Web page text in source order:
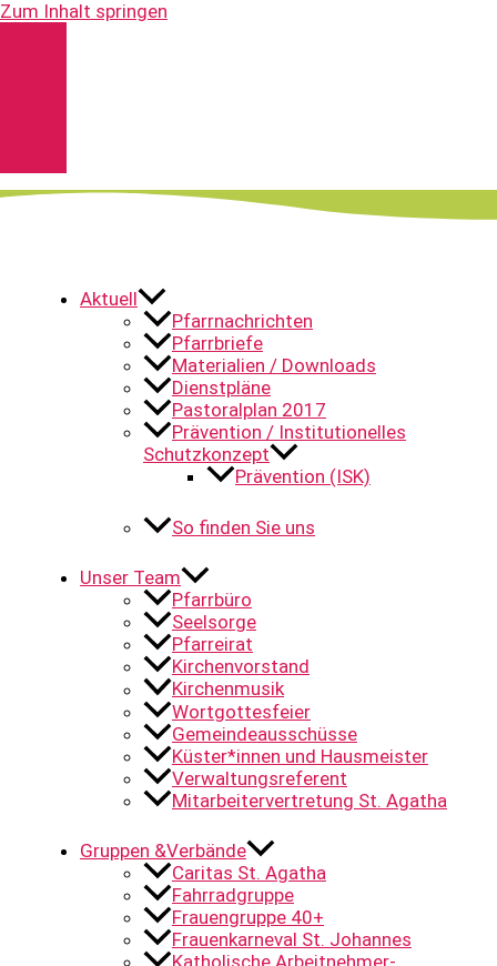
Zum Inhalt springen
Aktuell
Pfarrnachrichten
Pfarrbriefe
Materialien / Downloads
Dienstpläne
Pastoralplan 2017
Prävention / Institutionelles
Schutzkonzept
Prävention (ISK)
So finden Sie uns
Unser Team
Pfarrbüro
Seelsorge
Pfarreirat
Kirchenvorstand
Kirchenmusik
Wortgottesfeier
Gemeindeausschüsse
Küster*innen und Hausmeister
Verwaltungsreferent
Mitarbeitervertretung St. Agatha
Gruppen &Verbände
Caritas St. Agatha
Fahrradgruppe
Frauengruppe 40+
Frauenkarneval St. Johannes